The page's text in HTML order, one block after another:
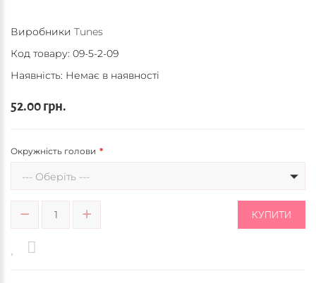
Виробники Tunes
Код товару: 09-5-2-09
Наявність: Немає в наявності
52.00 грн.
Окружність голови
--- Оберіть ---
КУПИТИ